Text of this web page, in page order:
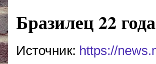
Бразилец 22
Источник: https://